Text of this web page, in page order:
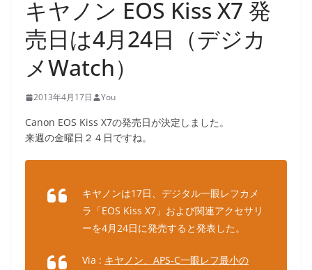
キヤノン EOS Kiss X7 発
売日は4月24日（デジカ
メWatch）
2013年4月17日 You
Canon EOS Kiss X7の発売日が決定しました。
来週の金曜日２４日ですね。
キヤノンは17日、デジタル一眼レフカメ
ラ「EOS Kiss X7」および関連アクセサリ
ーを4月24日に発売すると発表した。
Via : キヤノン、APS-C一眼レフ最小の